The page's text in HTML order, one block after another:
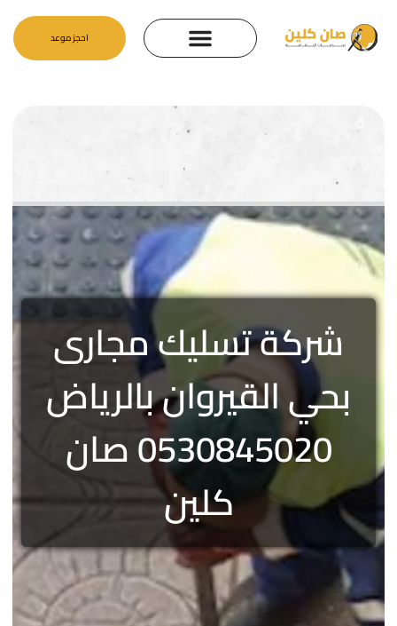
احجز موعد
شركة تسليك مجارى
بحي القيروان بالرياض
0530845020 صان
كلين